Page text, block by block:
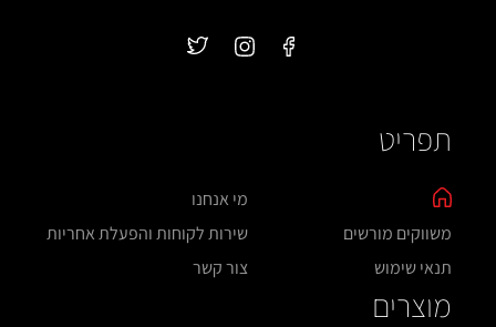
תפריט
מי אנחנו
משווקים מורשים
שירות לקוחות והפעלת אחריות
תנאי שימוש
צור קשר
מוצרים